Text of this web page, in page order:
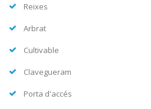
Reixes
Arbrat
Cultivable
Clavegueram
Porta d'accés